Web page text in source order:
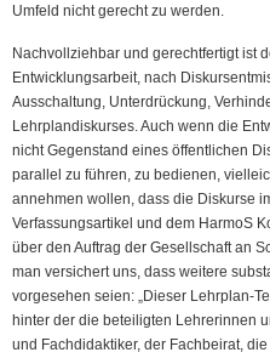
Umfeld nicht gerecht zu werden.
Nachvollziehbar und gerechtfertigt ist
Entwicklungsarbeit, nach
Ausschaltung, Unterdrückung,
Lehrplandiskurses. Auch wenn die
nicht Gegenstand eines öffentlichen
parallel zu führen, zu bedienen,
annehmen wollen, dass die Diskurse
Verfassungsartikel und dem HarmoS
über den Auftrag der Gesellschaft an
man versichert uns, dass weitere
vorgesehen seien: „Dieser Lehrplan-
hinter der die beteiligten Lehrerinnen
und Fachdidaktiker, der Fachbeirat,